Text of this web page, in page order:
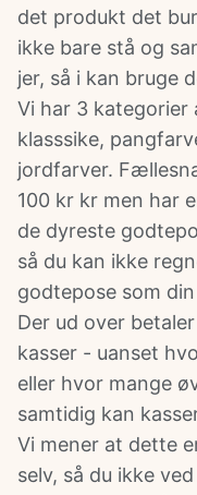
det produkt det
ikke bare stå og
jer, så i kan bruge
Vi har 3 kategorier
klasssike,
jordfarver.
100 kr kr men har
de dyreste
så du kan ikke
godtepose som
Der ud over
kasser - uanset
eller hvor mange
samtidig kan
Vi mener at dette
selv, så du ikke